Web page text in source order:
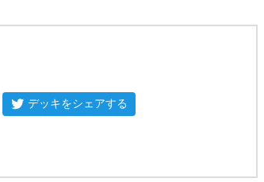
デッキをシェアする